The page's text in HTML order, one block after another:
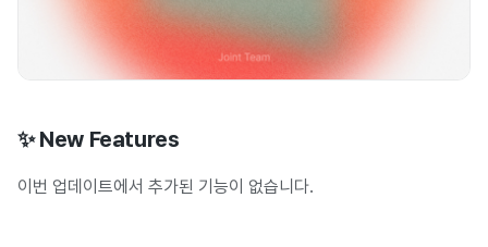
✨ New Features
이번 업데이트에서 추가된 기능이 없습니다.